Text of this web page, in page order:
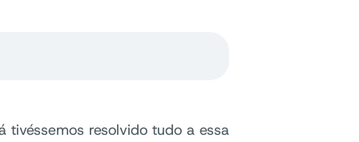
resolvido tudo a essa